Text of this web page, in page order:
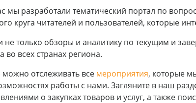
мы разработали тематический портал по
круга читателей и пользователей, которые
не только обзоры и аналитику по текущим и
во всех странах региона.
отслеживать все мероприятия, которые
работы с нами. Загляните в наш
о закупках товаров и услуг, а также